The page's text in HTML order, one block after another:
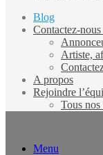
Blog
Contactez-nous
Artiste,
A propos
Rejoindre
Tous nos
Menu